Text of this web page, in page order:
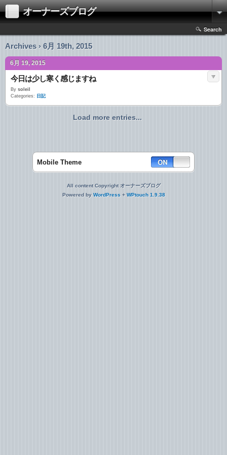
オーナーズブログ
Search
Archives › 6月 19th, 2015
6月 19, 2015
今日は少し寒く感じますね
By soleil
Categories: 日記
Load more entries...
Mobile Theme
All content Copyright オーナーズブログ
Powered by WordPress + WPtouch 1.9.38